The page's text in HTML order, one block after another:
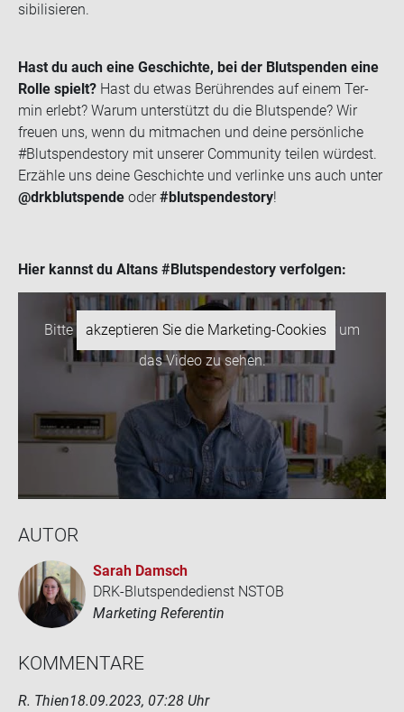
si­bi­li­sie­ren.
Hast du auch eine Ge­schich­te, bei der Blut­spen­den eine
Rolle spielt? Hast du etwas Be­rüh­ren­des auf einem Ter­
min er­lebt? Warum un­ter­stützt du die Blut­spen­de? Wir
freu­en uns, wenn du mit­ma­chen und deine per­sön­li­che
#Blut­spen­desto­ry mit un­se­rer Com­mu­ni­ty tei­len wür­dest.
Er­zäh­le uns deine Ge­schich­te und ver­lin­ke uns auch unter
@drk­blut­spen­de oder#blut­spen­desto­ry!
Hier kannst du Altans #Blut­spen­desto­ry ver­fol­gen:
Bitte akzeptieren Sie die Marketing-Cookies
um
das Video zu sehen.
AUTOR
Sarah Damsch
DRK-Blutspendedienst NSTOB
Marketing Referentin
KOM­MEN­TA­RE
R. Thien18.09.2023, 07:28 Uhr